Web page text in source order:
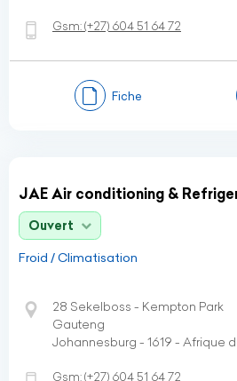
Gsm:(+27) 604 51 64 72
Fiche
JAE Air conditioning &
Ouvert
Froid / Climatisation
28 Sekelboss - Kempton Park
Gauteng
Johannesburg - 1619 - Afrique
Gsm:(+27) 604 51 64 72